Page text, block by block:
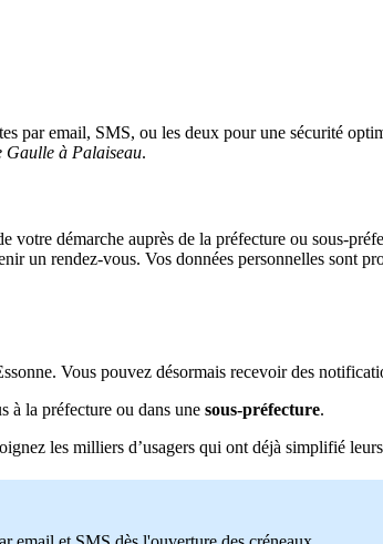
par email, SMS, ou les deux pour une sécurité
Gaulle à Palaiseau.
démarche auprès de la préfecture ou sous-
un rendez-vous. Vos données personnelles sont
Vous pouvez désormais recevoir des
à la préfecture ou dans une sous-préfecture.
les milliers d’usagers qui ont déjà simplifié